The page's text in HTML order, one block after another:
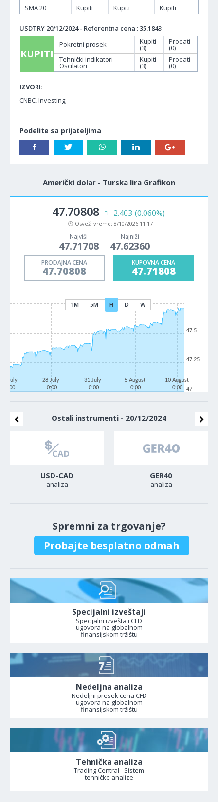
SMA 20
Kupiti Kupiti Kupiti
USDTRY 20/12/2024 - Referentna cena : 35.1843
KUPITI
Pokretni prosek Kupiti
(3)
Prodati
(0)
Tehnički indikatori -
Oscilatori
Kupiti
(3)
Prodati
(0)
IZVORI:
CNBC, Investing;
Podelite sa prijateljima
Američki dolar - Turska lira Grafikon
47.70808 -2.403 (0.060%)
Osveži vreme: 8/10/2026 11:17
Najviši
47.71708
Najniži
47.62360
PRODAJNA CENA
47.70808
KUPOVNA CENA
47.71808
1M 5M H D W
23 July
0:00
28 July
0:00
31 July
0:00
5 August
0:00
10 August
0:00
47
47.25
47.5
Ostali instrumenti - 20/12/2024
USD-CAD
analiza
GER40
analiza
Spremni za trgovanje?
Probajte besplatno odmah
Specijalni izveštaji
Specijalni izveštaji CFD
ugovora na globalnom
finansijskom tržištu
Nedeljna analiza
Nedeljni presek cena CFD
ugovora na globalnom
finansijskom tržištu
Tehnička analiza
Trading Central - Sistem
tehničke analize